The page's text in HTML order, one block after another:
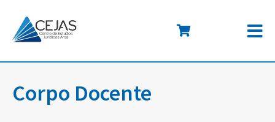
Corpo Docente